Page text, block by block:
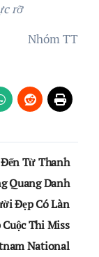
rỡ
Nhóm TT
Từ Thanh
Quang Danh
Đẹp Có Làn
Cuộc Thi Miss
National